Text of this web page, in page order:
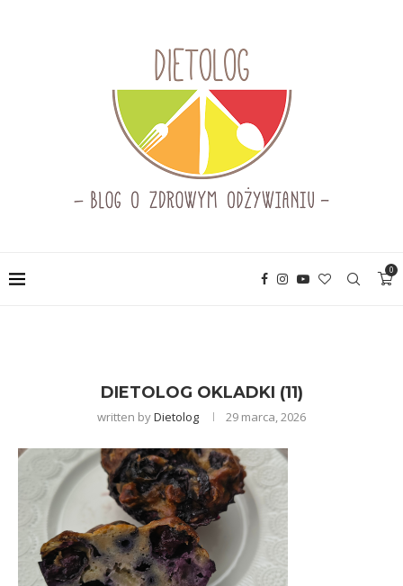
0
DIETOLOG OKLADKI (11)
written byDietolog 29 marca, 2026